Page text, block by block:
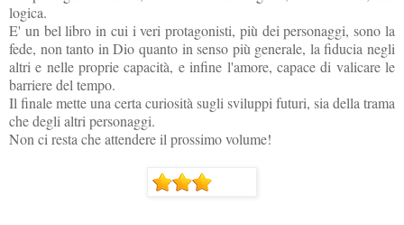
logica.
E' un bel libro in cui i veri protagonisti, più dei personaggi, sono la
fede, non tanto in Dio quanto in senso più generale, la fiducia negli
altri e nelle proprie capacità, e infine l'amore, capace di valicare le
barriere del tempo.
Il finale mette una certa curiosità sugli sviluppi futuri, sia della trama
che degli altri personaggi.
Non ci resta che attendere il prossimo volume!